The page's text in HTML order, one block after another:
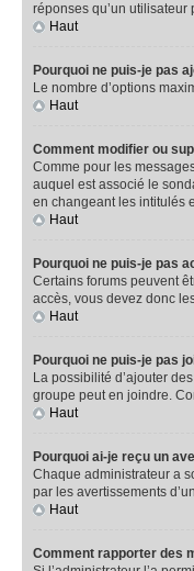
réponses qu’un
Haut
Pourquoi ne puis-je pas
Le nombre d’options
Haut
Comment modifier ou
Comme pour les
auquel est associé le
en changeant les intitulés
Haut
Pourquoi ne puis-je pas
Certains forums peuvent
accès, vous devez donc
Haut
Pourquoi ne puis-je pas
La possibilité d’ajouter
groupe peut en joindre.
Haut
Pourquoi ai-je reçu un
Chaque administrateur a
par les avertissements
Haut
Comment rapporter des